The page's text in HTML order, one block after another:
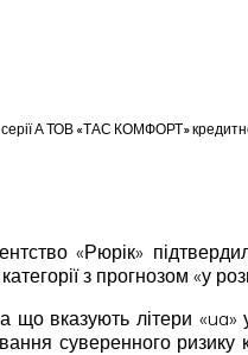
А ТОВ «ТАС КОМФОРТ»
«Рюрік»
з прогнозом «у
вказують літери «ua»
суверенного